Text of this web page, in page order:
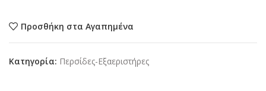
Προσθήκη στα Αγαπημένα
Κατηγορία: Περσίδες-Εξαεριστήρες